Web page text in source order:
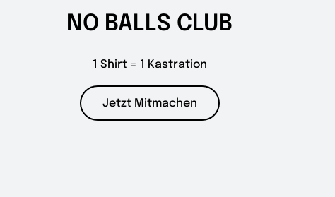
NO BALLS CLUB
1 Shirt = 1 Kastration
Jetzt Mitmachen